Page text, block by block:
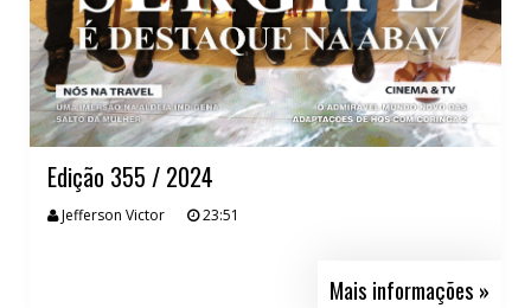
Edição 355 / 2024
Jefferson Victor 23:51
Mais informações »